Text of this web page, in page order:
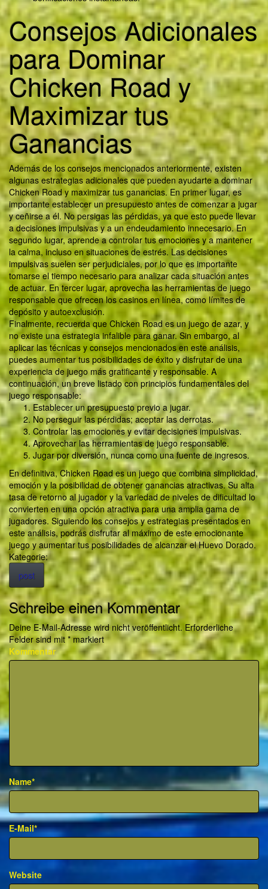
Consejos Adicionales
para Dominar
Chicken Road y
Maximizar tus
Ganancias
Además de los consejos mencionados anteriormente, existen
algunas estrategias adicionales que pueden ayudarte a dominar
Chicken Road y maximizar tus ganancias. En primer lugar, es
importante establecer un presupuesto antes de comenzar a jugar
y ceñirse a él. No persigas las pérdidas, ya que esto puede llevar
a decisiones impulsivas y a un endeudamiento innecesario. En
segundo lugar, aprende a controlar tus emociones y a mantener
la calma, incluso en situaciones de estrés. Las decisiones
impulsivas suelen ser perjudiciales, por lo que es importante
tomarse el tiempo necesario para analizar cada situación antes
de actuar. En tercer lugar, aprovecha las herramientas de juego
responsable que ofrecen los casinos en línea, como límites de
depósito y autoexclusión.
Finalmente, recuerda que Chicken Road es un juego de azar, y
no existe una estrategia infalible para ganar. Sin embargo, al
aplicar las técnicas y consejos mencionados en este análisis,
puedes aumentar tus posibilidades de éxito y disfrutar de una
experiencia de juego más gratificante y responsable. A
continuación, un breve listado con principios fundamentales del
juego responsable:
Establecer un presupuesto previo a jugar.
No perseguir las pérdidas; aceptar las derrotas.
Controlar las emociones y evitar decisiones impulsivas.
Aprovechar las herramientas de juego responsable.
Jugar por diversión, nunca como una fuente de ingresos.
En definitiva, Chicken Road es un juego que combina simplicidad,
emoción y la posibilidad de obtener ganancias atractivas. Su alta
tasa de retorno al jugador y la variedad de niveles de dificultad lo
convierten en una opción atractiva para una amplia gama de
jugadores. Siguiendo los consejos y estrategias presentados en
este análisis, podrás disfrutar al máximo de este emocionante
juego y aumentar tus posibilidades de alcanzar el Huevo Dorado.
Kategorie:
post
Schreibe einen Kommentar
Deine E-Mail-Adresse wird nicht veröffentlicht. Erforderliche
Felder sind mit *markiert
Kommentar
Name*
E-Mail*
Website